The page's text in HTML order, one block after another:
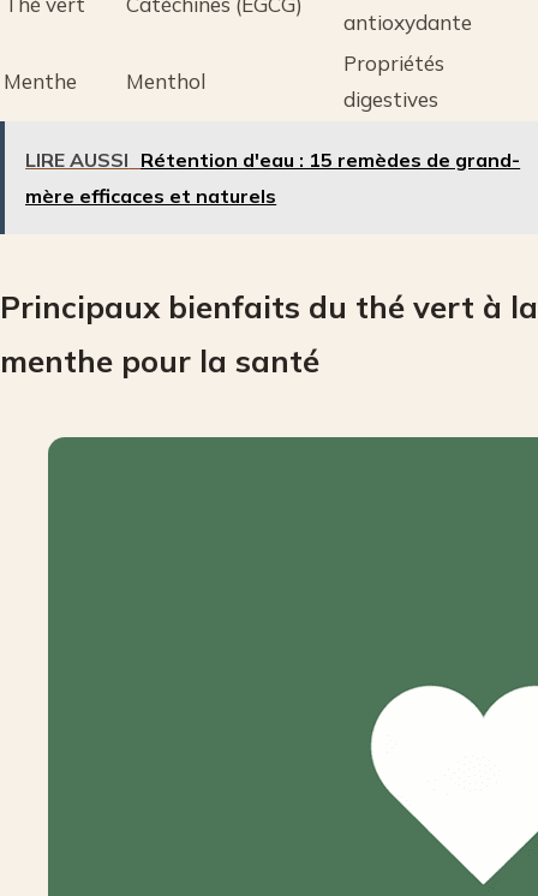
antioxydante
Menthe Menthol
Propriétés
digestives
LIRE AUSSI Rétention d'eau : 15 remèdes de grand-
mère efficaces et naturels
Principaux bienfaits du thé vert à la
menthe pour la santé